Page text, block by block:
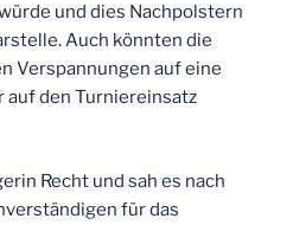
und dies Nachpolstern
Auch könnten die
Verspannungen auf eine
auf den Turniereinsatz
Recht und sah es nach
für das